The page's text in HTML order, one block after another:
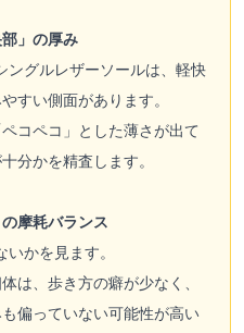
」の厚み
ングルレザーソールは、軽快
すい側面があります。
コペコ」とした薄さが出て
分かを精査します。
摩耗バランス
かを見ます。
は、歩き方の癖が少なく、
偏っていない可能性が高い